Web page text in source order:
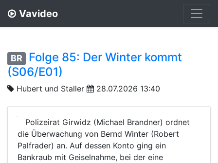
Vavideo
BR
Folge 85: Der Winter kommt
(S06/E01)
Hubert und Staller 28.07.2026 13:40
Polizeirat Girwidz (Michael Brandner) ordnet
die Überwachung von Bernd Winter (Robert
Palfrader) an. Auf dessen Konto ging ein
Bankraub mit Geiselnahme, bei der eine